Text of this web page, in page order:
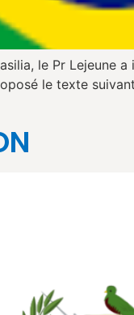
le Pr
le texte